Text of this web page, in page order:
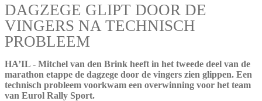
DAGZEGE GLIPT DOOR DE
VINGERS NA TECHNISCH
PROBLEEM
HA’IL - Mitchel van den Brink heeft in het tweede deel van de
marathon etappe de dagzege door de vingers zien glippen. Een
technisch probleem voorkwam een overwinning voor het team
van Eurol Rally Sport.